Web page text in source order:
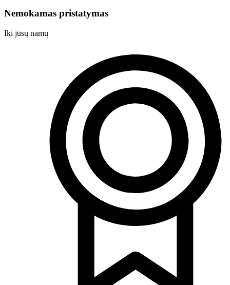
Nemokamas pristatymas
Iki jūsų namų